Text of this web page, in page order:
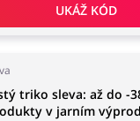
UKÁŽ KÓD
triko sleva: až do -
v jarním